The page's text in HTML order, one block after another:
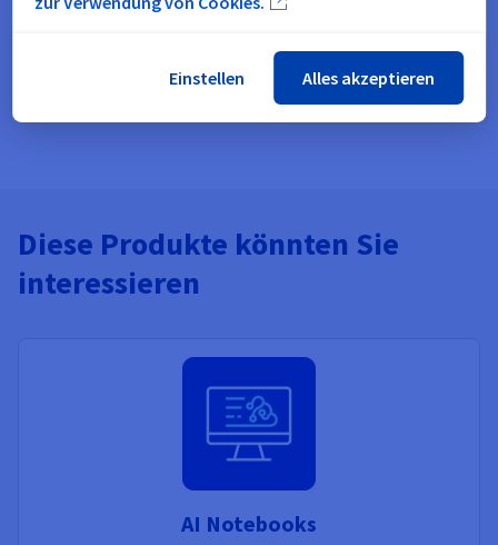
Allgemeine Informationen
Das Wichtigste für die Verwaltung unserer AI-Lösungen
Diese Produkte könnten Sie
interessieren
AI Notebooks
Einstellen Alles akzeptieren